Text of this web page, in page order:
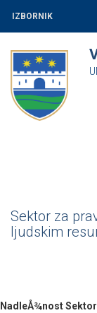
IZBORNIK
Sektor za
ljudskim
NadleÅ¾nost